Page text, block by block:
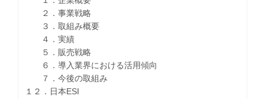
２．事業戦略
３．取組み概要
４．実績
５．販売戦略
６．導入業界における活用傾向
７．今後の取組み
１２．日本ESI